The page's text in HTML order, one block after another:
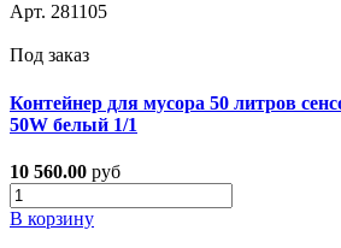
Арт. 281105
Под заказ
Контейнер для мусора 50 литров
50W белый 1/1
10 560.00 руб
В корзину